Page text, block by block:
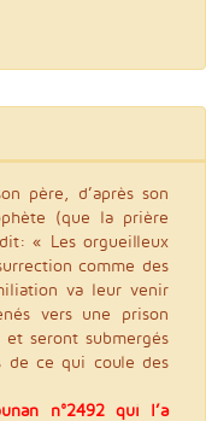
père, d’après son
(que la prière
« Les orgueilleux
comme des
va leur venir
vers une prison
seront submergés
de ce qui coule des
n°2492 qui l’a